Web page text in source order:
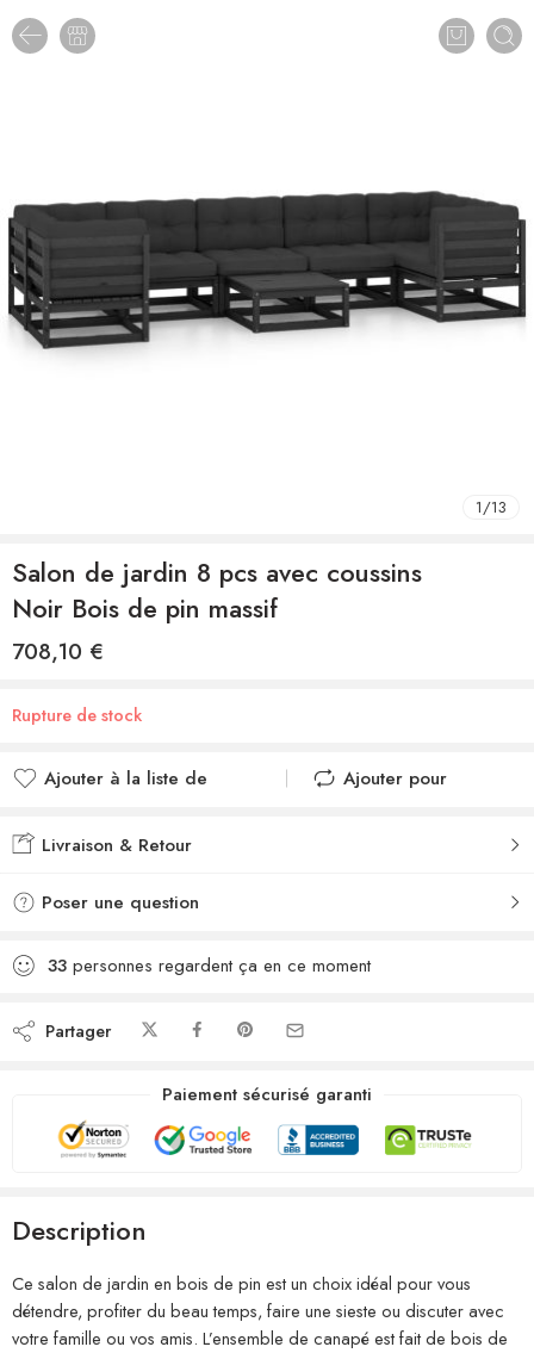
1/13
Salon de jardin 8 pcs avec coussins
Noir Bois de pin massif
708,10 €
Rupture de stock
Ajouter à la liste de
Ajouté à la liste de
Ajouter pour
Livraison & Retour
Poser une question
33 personnes regardent ça en ce moment
Partager
Paiement sécurisé garanti
Description
Ce salon de jardin en bois de pin est un choix idéal pour vous
détendre, profiter du beau temps, faire une sieste ou discuter avec
votre famille ou vos amis. L’ensemble de canapé est fait de bois de